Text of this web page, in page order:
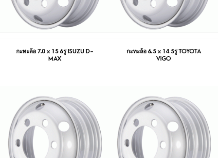
กะทะล้อ 7.0 x 15 6รู ISUZU D-
MAX
กะทะล้อ 6.5 x 14 5รู TOYOTA
VIGO